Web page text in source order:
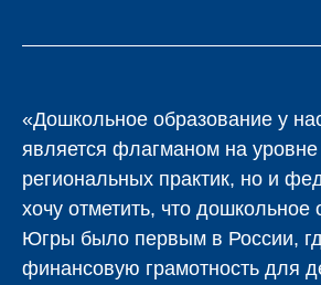
«Дошкольное образование у
является флагманом на уровне
региональных практик, но и
хочу отметить, что дошкольное
Югры было первым в России,
финансовую грамотность для